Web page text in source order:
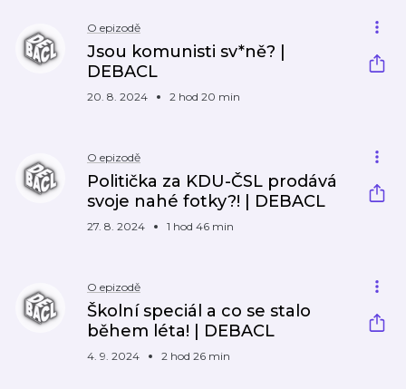
O epizodě
Jsou komunisti sv*ně? |
DEBACL
20. 8. 2024 2 hod 20 min
O epizodě
Politička za KDU-ČSL prodává
svoje nahé fotky?! | DEBACL
27. 8. 2024 1 hod 46 min
O epizodě
Školní speciál a co se stalo
během léta! | DEBACL
4. 9. 2024 2 hod 26 min